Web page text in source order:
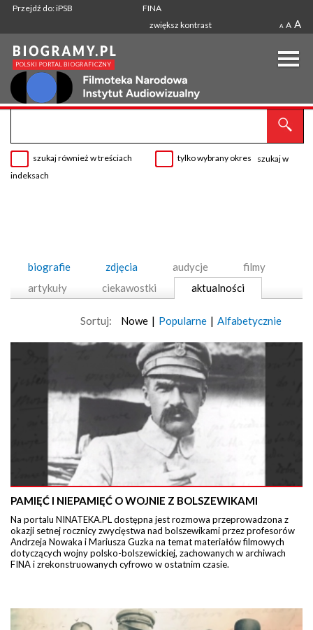
Przejdź do: iPSB
FINA
zwiększ kontrast
A A A
szukaj również w treściach tylko wybrany okres
szukaj w
indeksach
biografie zdjęcia audycje
filmy
artykuły
ciekawostki aktualności
Sortuj: Nowe | Popularne | Alfabetycznie
PAMIĘĆ I NIEPAMIĘĆ O WOJNIE Z BOLSZEWIKAMI
Na portalu NINATEKA.PL dostępna jest rozmowa przeprowadzona z
okazji setnej rocznicy zwycięstwa nad bolszewikami przez profesorów
Andrzeja Nowaka i Mariusza Guzka na temat materiałów filmowych
dotyczących wojny polsko-bolszewickiej, zachowanych w archiwach
FINA i zrekonstruowanych cyfrowo w ostatnim czasie.